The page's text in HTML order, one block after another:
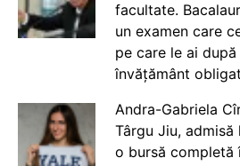
facultate.
un examen care
pe care le ai
învățământ
Andra-Gabriela
Târgu Jiu,
o bursă completă